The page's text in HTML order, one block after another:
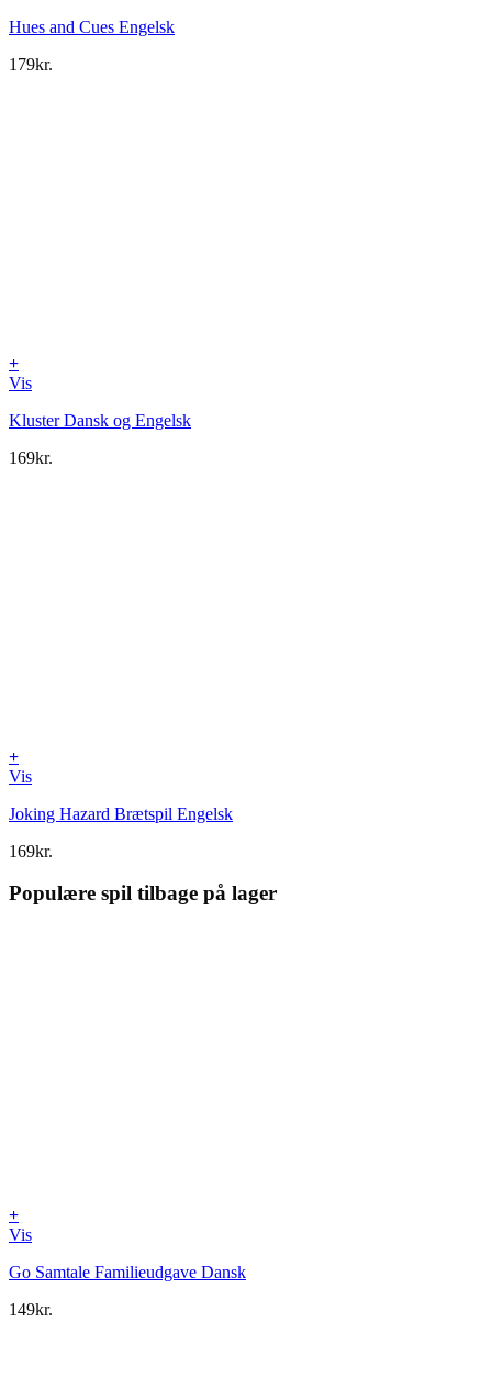
Hues and Cues Engelsk
179kr.
+
Vis
Kluster Dansk og Engelsk
169kr.
+
Vis
Joking Hazard Brætspil Engelsk
169kr.
Populære spil tilbage på lager
+
Vis
Go Samtale Familieudgave Dansk
149kr.